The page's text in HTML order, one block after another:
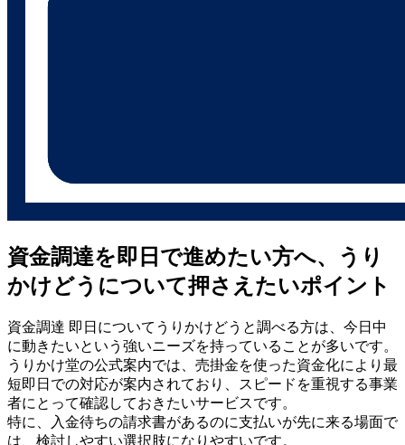
資金調達を即日で進めたい方へ、うり
かけどうについて押さえたいポイント
資金調達 即日についてうりかけどうと調べる方は、今日中
に動きたいという強いニーズを持っていることが多いです。
うりかけ堂の公式案内では、売掛金を使った資金化により最
短即日での対応が案内されており、スピードを重視する事業
者にとって確認しておきたいサービスです。
特に、入金待ちの請求書があるのに支払いが先に来る場面で
は、検討しやすい選択肢になりやすいです。